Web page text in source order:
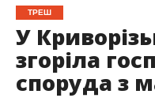
ТРЕШ
У
згоріла
споруда з